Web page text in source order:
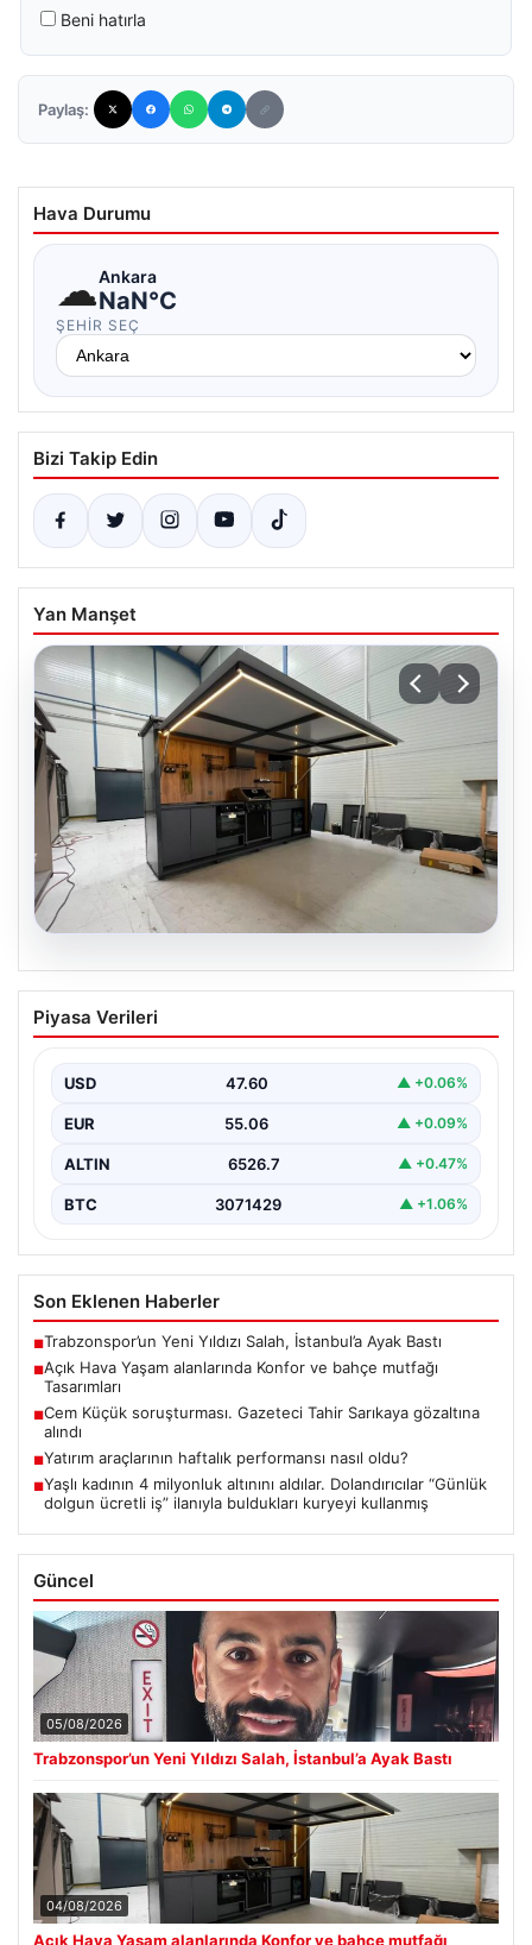
Beni hatırla
Paylaş:
Hava Durumu
☁Ankara
NaN°C
ŞEHIR SEÇ
Bizi Takip Edin
Yan Manşet
Açık Hava Yaşam alanlarında Konfor ve
bahçe mutfağı Tasarımları
alanlarından biri durumuna ulaşmıştır. Bahçeyle
uyumlu…
Piyasa Verileri
USD 47.60 ▲ +0.06%
EUR 55.06 ▲ +0.09%
ALTIN 6526.7 ▲ +0.47%
BTC 3071429 ▲ +1.06%
Son Eklenen Haberler
■Trabzonspor’un Yeni Yıldızı Salah, İstanbul’a Ayak Bastı
■Açık Hava Yaşam alanlarında Konfor ve bahçe mutfağı
Tasarımları
■Cem Küçük soruşturması. Gazeteci Tahir Sarıkaya gözaltına
alındı
■Yatırım araçlarının haftalık performansı nasıl oldu?
■Yaşlı kadının 4 milyonluk altınını aldılar. Dolandırıcılar “Günlük
dolgun ücretli iş” ilanıyla buldukları kuryeyi kullanmış
Güncel
05/08/2026
Trabzonspor’un Yeni Yıldızı Salah, İstanbul’a Ayak Bastı
04/08/2026
Açık Hava Yaşam alanlarında Konfor ve bahçe mutfağı